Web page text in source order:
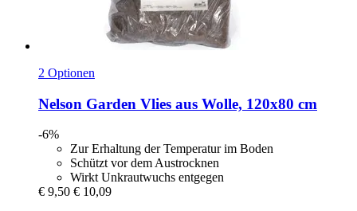
2 Optionen
Nelson Garden Vlies aus Wolle, 120x80 cm
-6%
Zur Erhaltung der Temperatur im Boden
Schützt vor dem Austrocknen
Wirkt Unkrautwuchs entgegen
€ 9,50 € 10,09